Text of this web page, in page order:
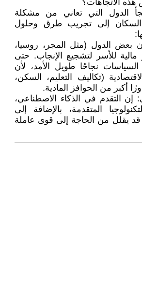
الاتجاهات؟
الدول التي تعاني من مشكلة
السكان إلى تجريب طرق وحلول
بعض الدول (مثل المجر، روسيا،
للأسر لتشجيع الإنجاب. حتى
السياسات نجاحًا طويل الأمد، لأن
(تكاليف التعليم، السكن،
أكبر من الحوافز المادية.
إن التقدم في الذكاء الاصطناعي،
المتقدمة، بالإضافة إلى
قد يقلل من الحاجة إلى قوى عاملة